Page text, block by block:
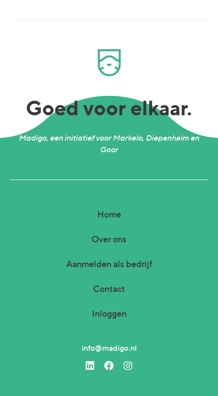
Goed voor elkaar.
Madigo, een initiatief voor Markelo, Diepenheim en
Goor
Home
Over ons
Aanmelden als bedrijf
Contact
Inloggen
info@madigo.nl